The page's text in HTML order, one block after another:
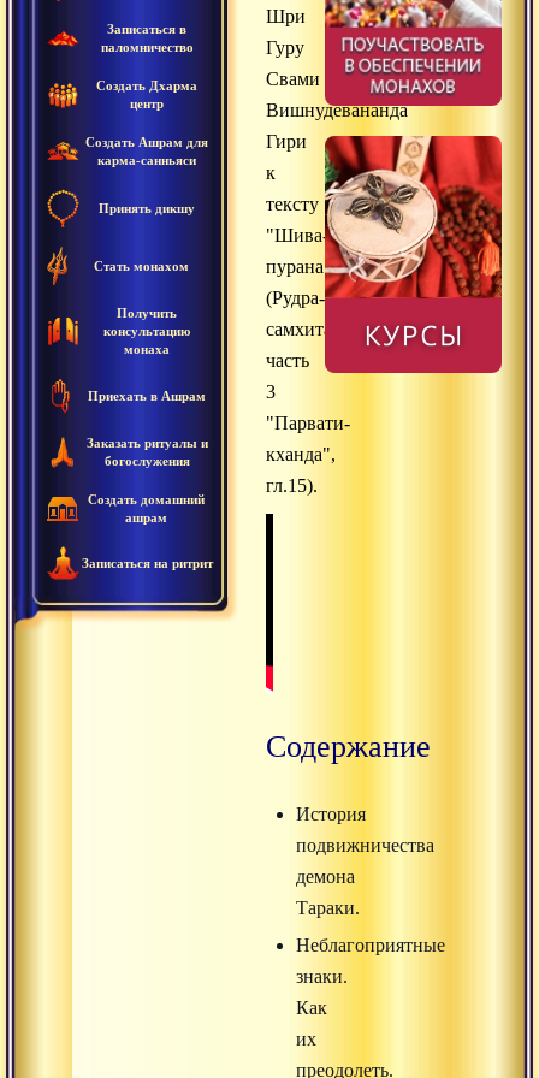
Записаться в
паломничество
Создать Дхарма
центр
Создать Ашрам для
карма-санньяси
Принять дикшу
Стать монахом
Получить
консультацию
монаха
Приехать в Ашрам
Заказать ритуалы и
богослужения
Создать домашний
ашрам
Записаться на ритрит
Шри
Гуру
Свами
Вишнудевананда
Гири
к
тексту
"Шива-
пурана"
(Рудра-
самхита,
часть
3
"Парвати-
кханда",
гл.15).
Содержание
История
подвижничества
демона
Тараки.
Неблагоприятные
знаки.
Как
их
преодолеть.